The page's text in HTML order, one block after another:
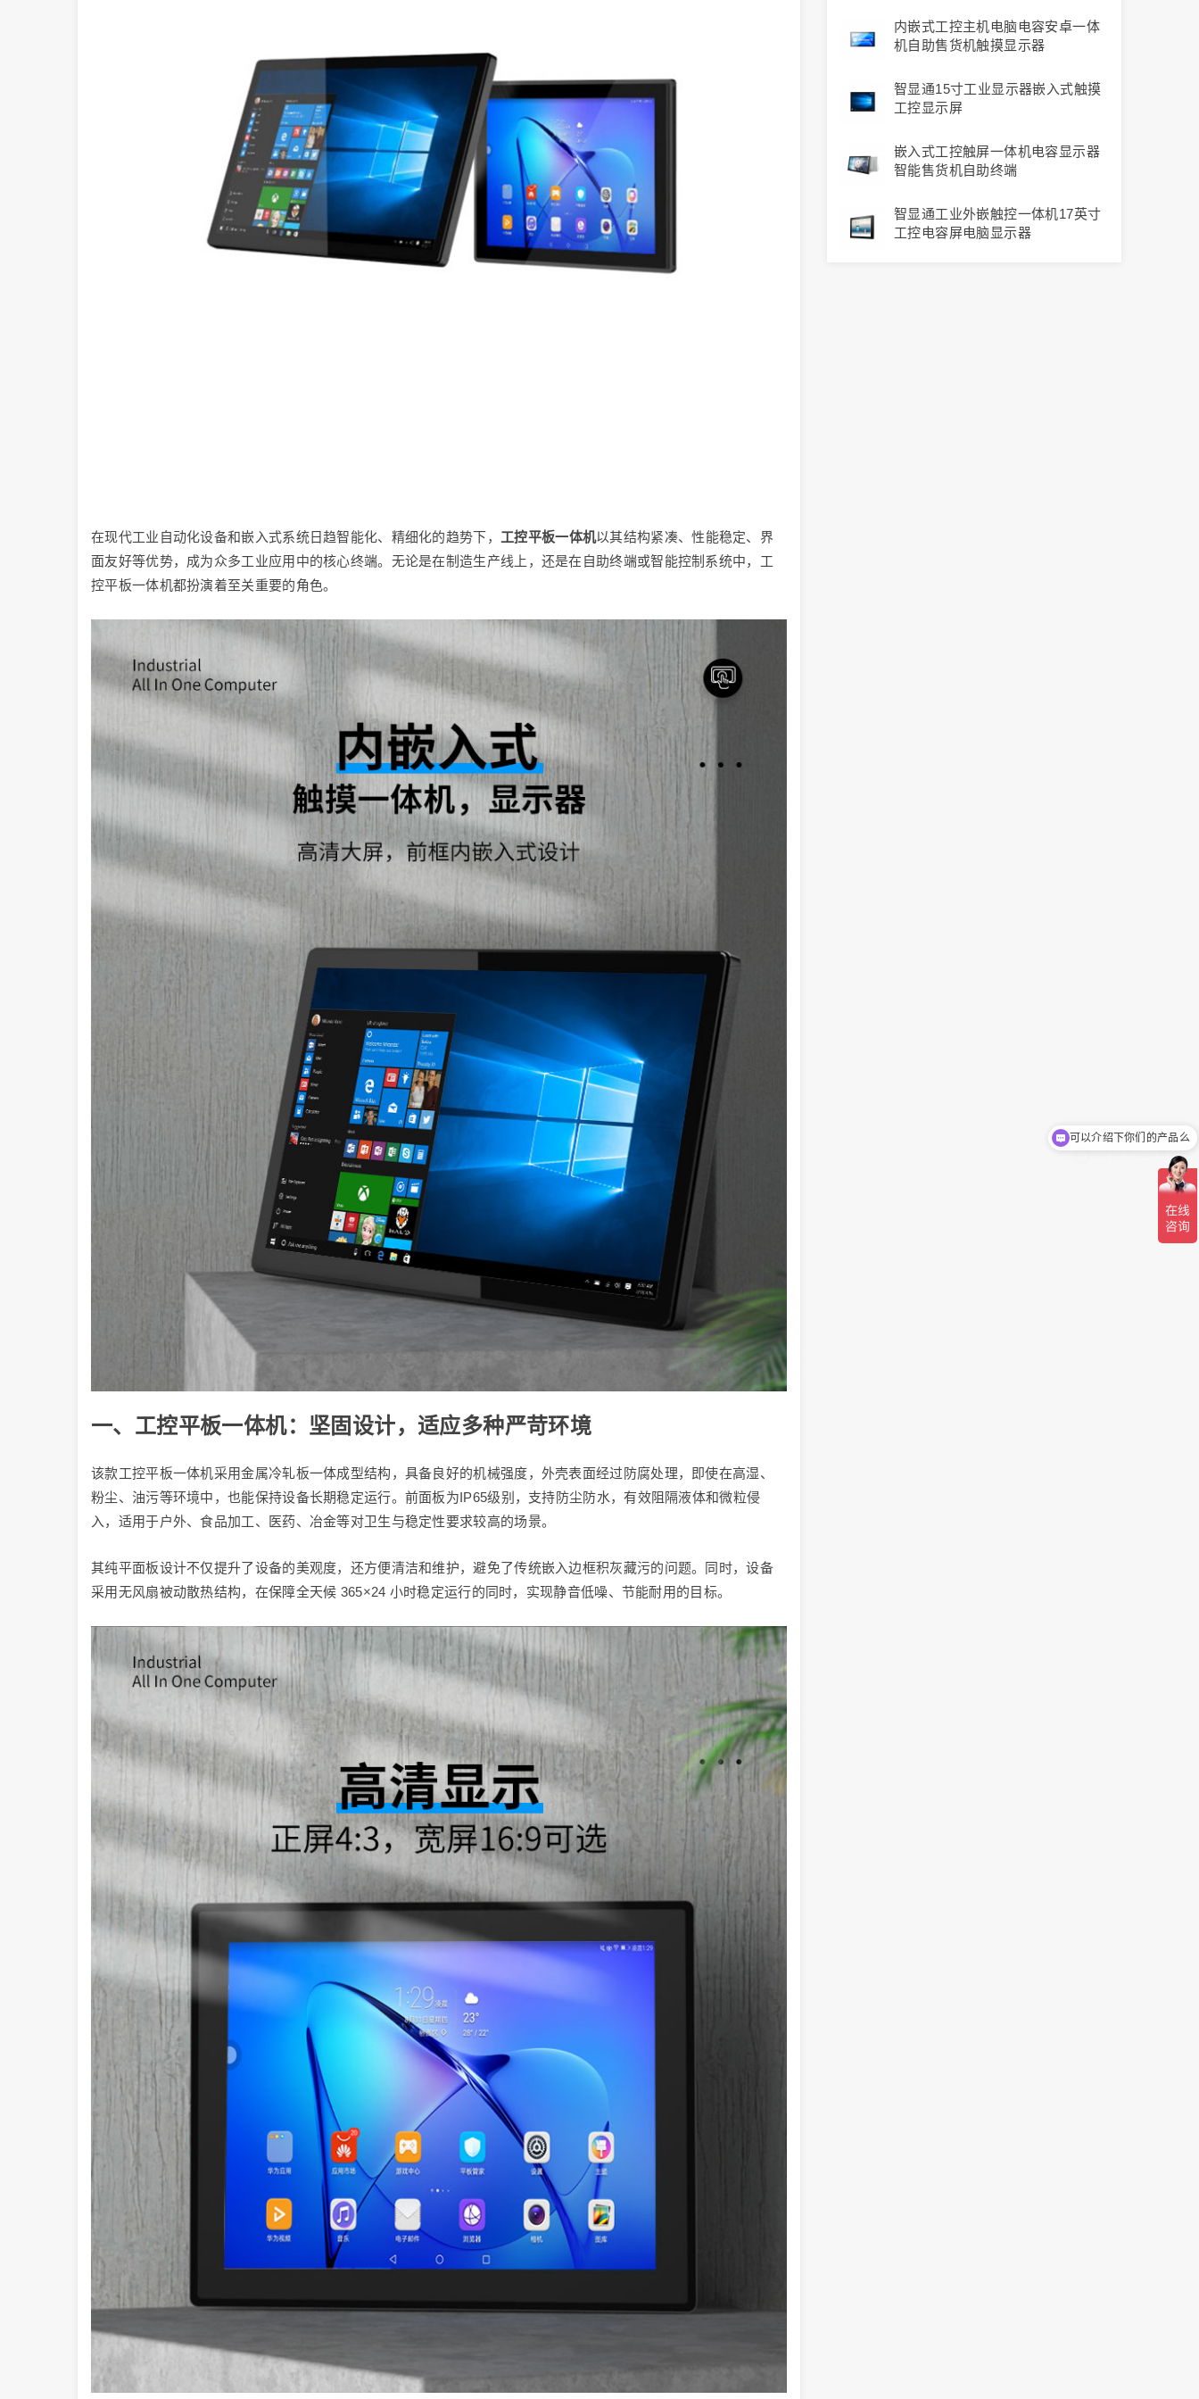
在现代工业自动化设备和嵌入式系统日趋智能化、精细化的趋势下， 工控平板一体机以其结构紧凑、性能稳定、界
面友好等优势，成为众多工业应用中的核心终端。无论是在制造生产线上，还是在自助终端或智能控制系统中，工
控平板一体机都扮演着至关重要的角色。
一、工控平板一体机：坚固设计，适应多种严苛环境
该款工控平板一体机采用金属冷轧板一体成型结构，具备良好的机械强度，外壳表面经过防腐处理，即使在高湿、
粉尘、油污等环境中，也能保持设备长期稳定运行。前面板为IP65级别，支持防尘防水，有效阻隔液体和微粒侵
入，适用于户外、食品加工、医药、冶金等对卫生与稳定性要求较高的场景。
其纯平面板设计不仅提升了设备的美观度，还方便清洁和维护，避免了传统嵌入边框积灰藏污的问题。同时，设备
采用无风扇被动散热结构，在保障全天候 365×24 小时稳定运行的同时，实现静音低噪、节能耐用的目标。
内嵌式工控主机电脑电容安卓一体
机自助售货机触摸显示器
智显通15寸工业显示器嵌入式触摸
工控显示屏
嵌入式工控触屏一体机电容显示器
智能售货机自助终端
智显通工业外嵌触控一体机17英寸
工控电容屏电脑显示器
你们是怎么收费的呢